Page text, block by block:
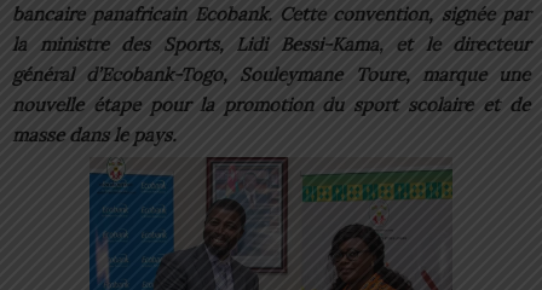
bancaire panafricain Ecobank. Cette convention, signée par
la ministre des Sports, Lidi Bessi-Kama, et le directeur
général d’Ecobank-Togo, Souleymane Toure, marque une
nouvelle étape pour la promotion du sport scolaire et de
masse dans le pays.